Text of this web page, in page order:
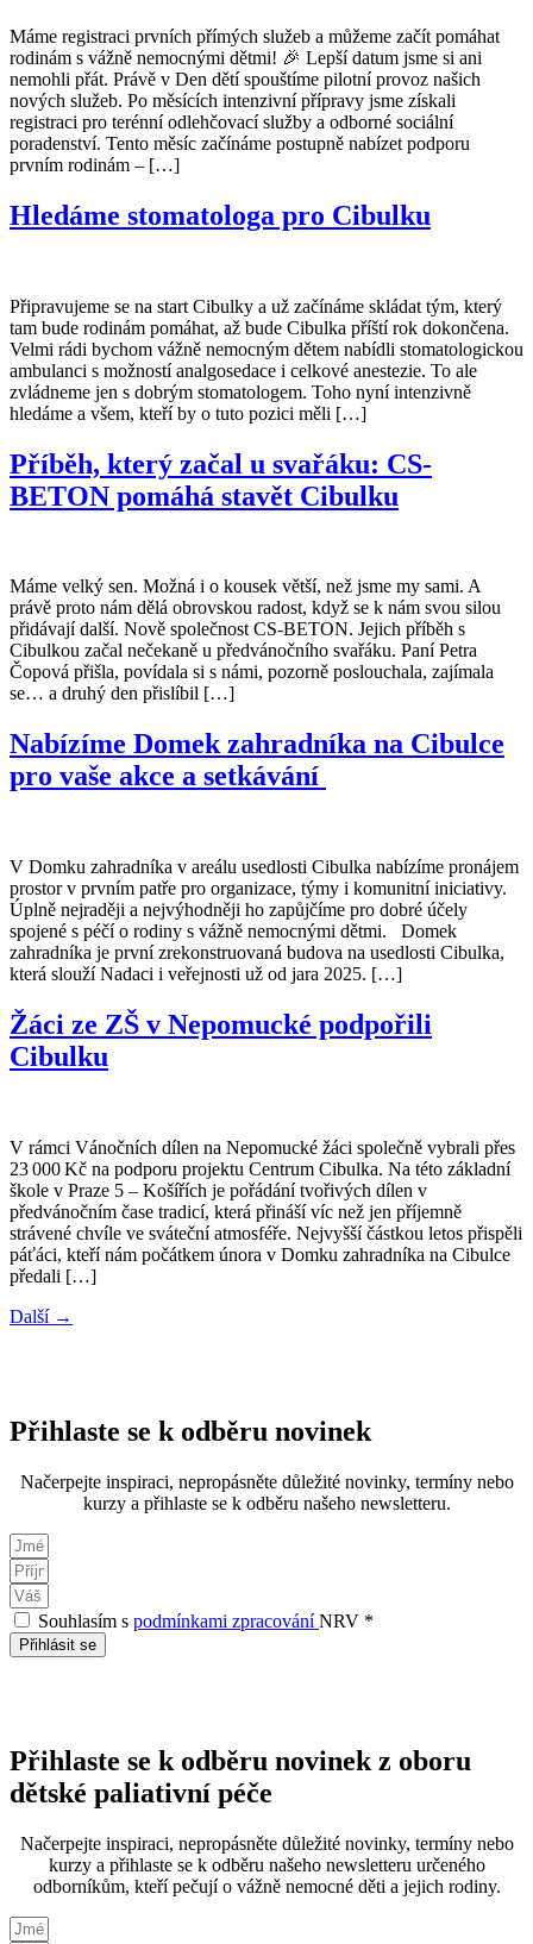
Máme registraci prvních přímých služeb a můžeme začít pomáhat
rodinám s vážně nemocnými dětmi! 🎉 Lepší datum jsme si ani
nemohli přát. Právě v Den dětí spouštíme pilotní provoz našich
nových služeb. Po měsících intenzivní přípravy jsme získali
registraci pro terénní odlehčovací služby a odborné sociální
poradenství. Tento měsíc začínáme postupně nabízet podporu
prvním rodinám – […]
Hledáme stomatologa pro Cibulku
Připravujeme se na start Cibulky a už začínáme skládat tým, který
tam bude rodinám pomáhat, až bude Cibulka příští rok dokončena.
Velmi rádi bychom vážně nemocným dětem nabídli stomatologickou
ambulanci s možností analgosedace i celkové anestezie. To ale
zvládneme jen s dobrým stomatologem. Toho nyní intenzivně
hledáme a všem, kteří by o tuto pozici měli […]
Příběh, který začal u svařáku: CS-
BETON pomáhá stavět Cibulku
Máme velký sen. Možná i o kousek větší, než jsme my sami. A
právě proto nám dělá obrovskou radost, když se k nám svou silou
přidávají další. Nově společnost CS-BETON. Jejich příběh s
Cibulkou začal nečekaně u předvánočního svařáku. Paní Petra
Čopová přišla, povídala si s námi, pozorně poslouchala, zajímala
se… a druhý den přislíbil […]
Nabízíme Domek zahradníka na Cibulce
pro vaše akce a setkávání
V Domku zahradníka v areálu usedlosti Cibulka nabízíme pronájem
prostor v prvním patře pro organizace, týmy i komunitní iniciativy.
Úplně nejraději a nejvýhodněji ho zapůjčíme pro dobré účely
spojené s péčí o rodiny s vážně nemocnými dětmi. Domek
zahradníka je první zrekonstruovaná budova na usedlosti Cibulka,
která slouží Nadaci i veřejnosti už od jara 2025. […]
Žáci ze ZŠ v Nepomucké podpořili
Cibulku
V rámci Vánočních dílen na Nepomucké žáci společně vybrali přes
23 000 Kč na podporu projektu Centrum Cibulka. Na této základní
škole v Praze 5 – Košířích je pořádání tvořivých dílen v
předvánočním čase tradicí, která přináší víc než jen příjemně
strávené chvíle ve sváteční atmosféře. Nejvyšší částkou letos přispěli
páťáci, kteří nám počátkem února v Domku zahradníka na Cibulce
předali […]
Další →
Přihlaste se k odběru novinek
Načerpejte inspiraci, nepropásněte důležité novinky, termíny nebo
kurzy a přihlaste se k odběru našeho newsletteru.
Souhlasím s podmínkami zpracováníNRV *
Přihlásit se
Přihlaste se k odběru novinek z oboru
dětské paliativní péče
Načerpejte inspiraci, nepropásněte důležité novinky, termíny nebo
kurzy a přihlaste se k odběru našeho newsletteru určeného
odborníkům, kteří pečují o vážně nemocné děti a jejich rodiny.